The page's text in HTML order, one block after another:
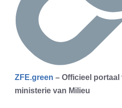
ZFE.green – Officieel
ministerie van Milieu